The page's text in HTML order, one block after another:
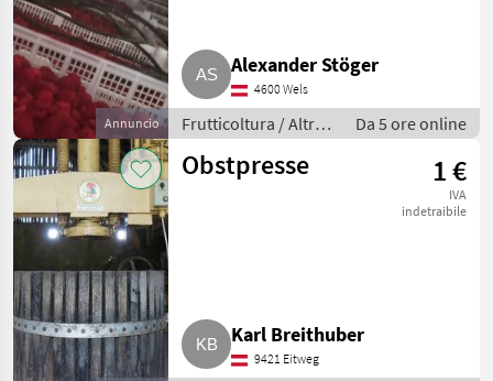
Annuncio
Alexander Stöger
4600 Wels
Frutticoltura / Altre
macchine per
frutticoltura
Da 5 ore online
Obstpresse 1 €
IVA
indetraibile
Karl Breithuber
9421 Eitweg